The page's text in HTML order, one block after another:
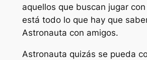
aquellos que buscan jugar
está todo lo que hay que
Astronauta con amigos.
Astronauta quizás se pueda